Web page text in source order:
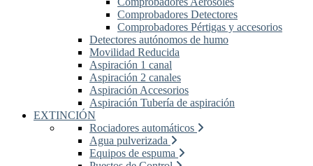
Comprobadores Detectores
Comprobadores Pértigas y accesorios
Detectores autónomos de humo
Movilidad Reducida
Aspiración 1 canal
Aspiración 2 canales
Aspiración Accesorios
Aspiración Tubería de aspiración
EXTINCIÓN
Rociadores automáticos
Agua pulverizada
Equipos de espuma